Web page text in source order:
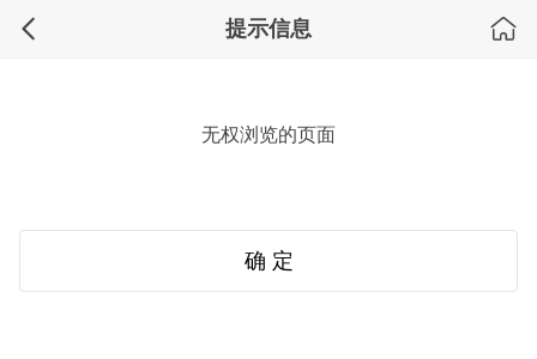
提示信息
无权浏览的页面